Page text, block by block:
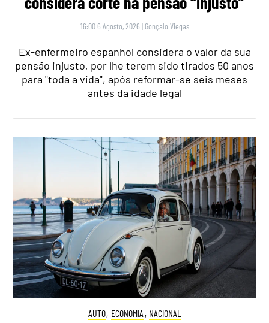
16:00 6 Agosto, 2026 | Gonçalo Viegas
Ex-enfermeiro espanhol considera o valor da sua
pensão injusto, por lhe terem sido tirados 50 anos
para "toda a vida", após reformar-se seis meses
antes da idade legal
AUTO, ECONOMIA , NACIONAL